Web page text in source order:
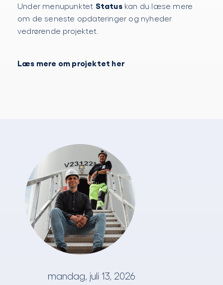
Under menupunktet Statuskan du læse mere
om de seneste opdateringer og nyheder
vedrørende projektet.
Læs mere om projektet her
mandag, juli 13, 2026